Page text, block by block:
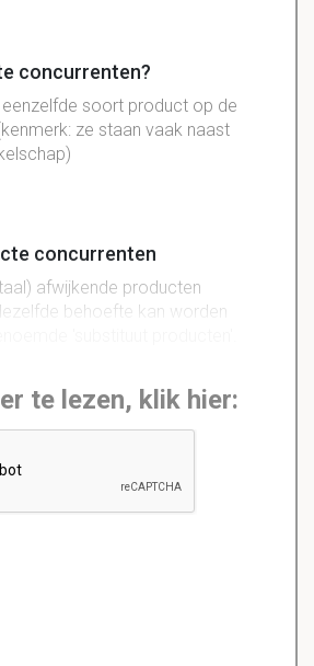
concurrenten?
eenzelfde soort product op de
ze staan vaak naast
concurrenten
afwijkende producten
behoefte kan worden
te lezen, klik hier: